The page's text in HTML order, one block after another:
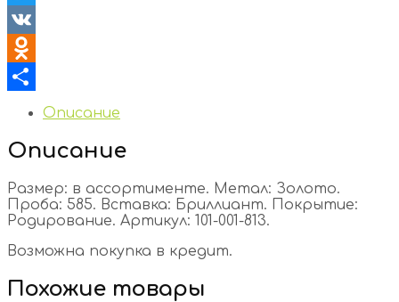
Twitter
VK
Odnoklassniki
Отправить
Описание
Описание
Размер: в ассортименте. Метал: Золото.
Проба: 585. Вставка: Бриллиант. Покрытие:
Родирование. Артикул: 101-001-813.
Возможна покупка в кредит.
Похожие товары